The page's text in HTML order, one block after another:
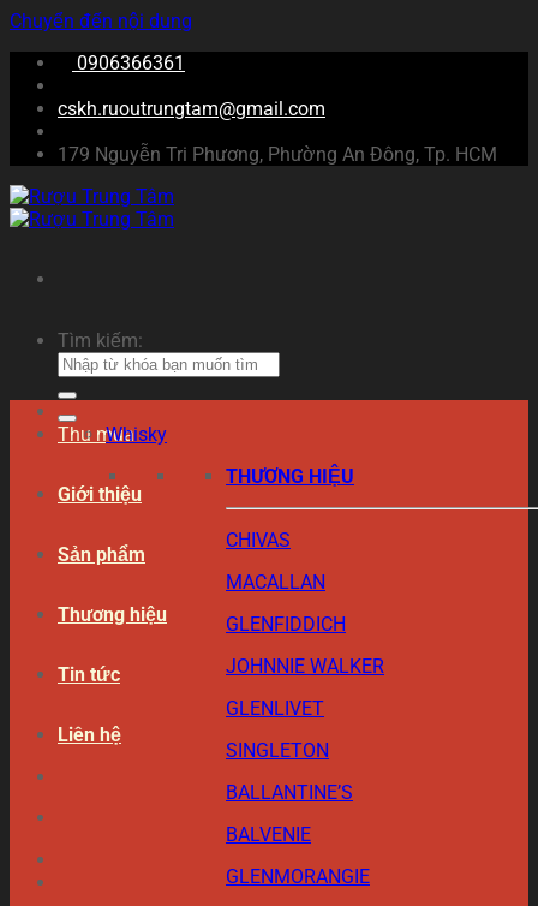
Chuyển đến nội dung
0906366361
cskh.ruoutrungtam@gmail.com
179 Nguyễn Tri Phương, Phường An Đông, Tp. HCM
Tìm kiếm:
Thu mua
Giới thiệu
Sản phẩm
Thương hiệu
Tin tức
Liên hệ
Whisky
THƯƠNG HIỆU
CHIVAS
MACALLAN
GLENFIDDICH
JOHNNIE WALKER
GLENLIVET
SINGLETON
BALLANTINE’S
BALVENIE
GLENMORANGIE